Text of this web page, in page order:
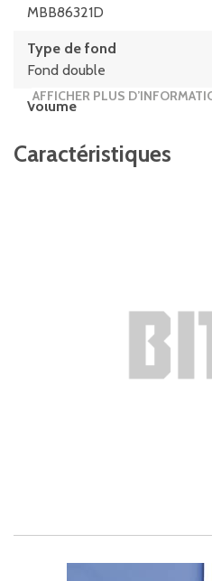
MBB86321D
Type de fond
Fond double
Volume
AFFICHER PLUS
Caractéristiques